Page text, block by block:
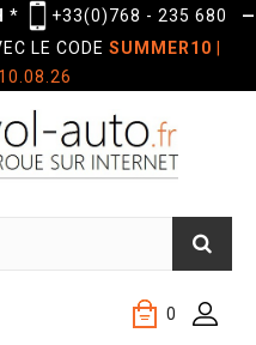
* +33(0)768 - 235 680
—
LE CODE SUMMER10
0